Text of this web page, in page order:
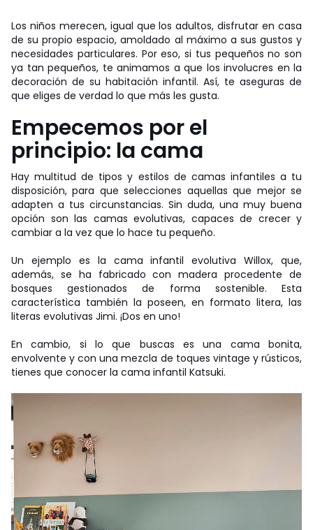
Los niños merecen, igual que los adultos, disfrutar en casa
de su propio espacio, amoldado al máximo a sus gustos y
necesidades particulares. Por eso, si tus pequeños no son
ya tan pequeños, te animamos a que los involucres en la
decoración de su habitación infantil. Así, te aseguras de
que eliges de verdad lo que más les gusta.
Empecemos por el
principio: la cama
Hay multitud de tipos y estilos de camas infantiles a tu
disposición, para que selecciones aquellas que mejor se
adapten a tus circunstancias. Sin duda, una muy buena
opción son las camas evolutivas, capaces de crecer y
cambiar a la vez que lo hace tu pequeño.
Un ejemplo es la cama infantil evolutiva Willox, que,
además, se ha fabricado con madera procedente de
bosques gestionados de forma sostenible. Esta
característica también la poseen, en formato litera, las
literas evolutivas Jimi. ¡Dos en uno!
En cambio, si lo que buscas es una cama bonita,
envolvente y con una mezcla de toques vintage y rústicos,
tienes que conocer la cama infantil Katsuki.